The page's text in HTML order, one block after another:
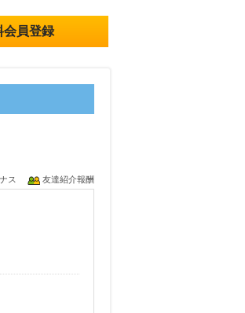
会員登録
ス 友達紹介報酬